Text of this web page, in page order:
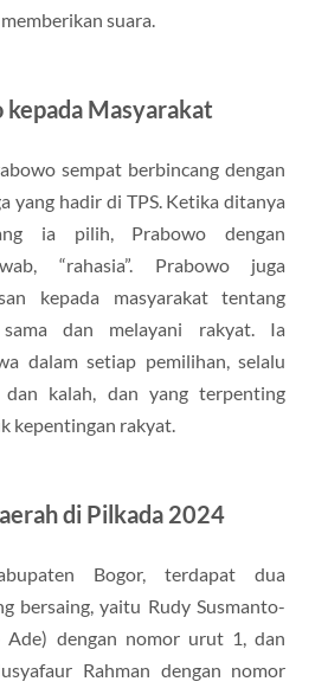
suara.
kepada Masyarakat
sempat berbincang dengan
yang hadir di TPS. Ketika ditanya
ia pilih, Prabowo dengan
“rahasia”. Prabowo juga
kepada masyarakat tentang
dan melayani rakyat. Ia
dalam setiap pemilihan, selalu
dan kalah, dan yang terpenting
kepentingan rakyat.
di Pilkada 2024
Bogor, terdapat dua
bersaing, yaitu Rudy Susmanto-
Ade) dengan nomor urut 1, dan
Rahman dengan nomor